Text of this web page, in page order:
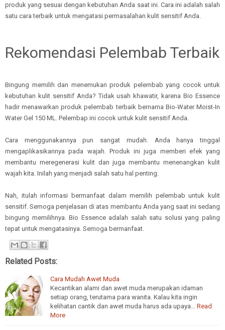
produk yang sesuai dengan kebutuhan Anda saat ini. Cara ini adalah salah
satu cara terbaik untuk mengatasi permasalahan kulit sensitif Anda.
Rekomendasi Pelembab Terbaik
Bingung memilih dan menemukan produk pelembab yang cocok untuk
kebutuhan kulit sensitif Anda? Tidak usah khawatir, karena Bio Essence
hadir menawarkan produk pelembab terbaik bernama Bio-Water Moist-In
Water Gel 150 ML. Pelembap ini cocok untuk kulit sensitif Anda.
Cara menggunakannya pun sangat mudah. Anda hanya tinggal
mengaplikasikannya pada wajah. Produk ini juga memberi efek yang
membantu meregenerasi kulit dan juga membantu menenangkan kulit
wajah kita. Inilah yang menjadi salah satu hal penting.
Nah, itulah informasi bermanfaat dalam memilih pelembab untuk kulit
sensitif. Semoga penjelasan di atas membantu Anda yang saat ini sedang
bingung memilihnya. Bio Essence adalah salah satu solusi yang paling
tepat untuk mengatasinya. Semoga bermanfaat.
Related Posts:
Cara Mudah Awet Muda
Kecantikan alami dan awet muda merupakan idaman
setiap orang, terutama para wanita. Kalau kita ingin
kelihatan cantik dan awet muda harus ada upaya… Read
More